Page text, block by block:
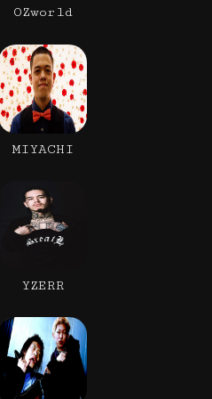
OZworld
MIYACHI
YZERR